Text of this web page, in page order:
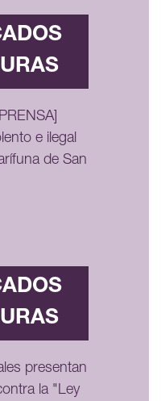
e ilegal
de San
presentan
la "Ley